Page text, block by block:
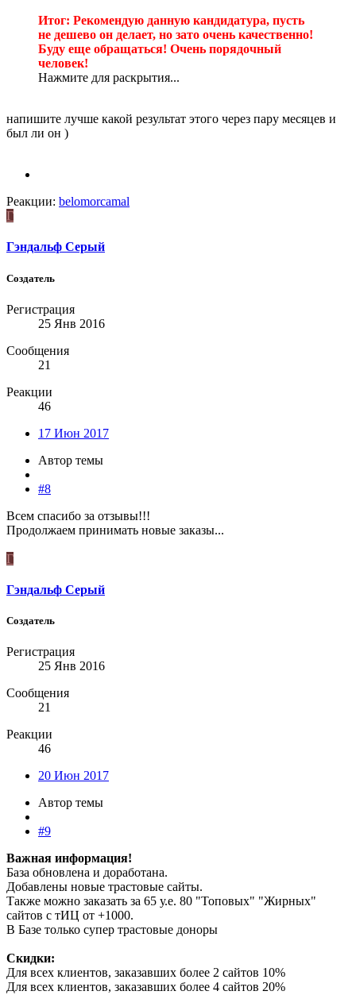
Итог: Рекомендую данную кандидатура, пусть
не дешево он делает, но зато очень качественно!
Буду еще обращаться! Очень порядочный
человек!
Нажмите для раскрытия...
напишите лучше какой результат этого через пару месяцев и
был ли он )
Реакции: belomorcamal
Г
Гэндальф Серый
Создатель
Регистрация
25 Янв 2016
Сообщения
21
Реакции
46
17 Июн 2017
Автор темы
#8
Всем спасибо за отзывы!!!
Продолжаем принимать новые заказы...
Г
Гэндальф Серый
Создатель
Регистрация
25 Янв 2016
Сообщения
21
Реакции
46
20 Июн 2017
Автор темы
#9
Важная информация!
База обновлена и доработана.
Добавлены новые трастовые сайты.
Также можно заказать за 65 у.е. 80 "Топовых" "Жирных"
сайтов с тИЦ от +1000.
В Базе только супер трастовые доноры
Скидки:
Для всех клиентов, заказавших более 2 сайтов 10%
Для всех клиентов, заказавших более 4 сайтов 20%